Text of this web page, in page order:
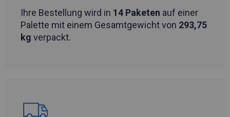
Ihre Bestellung wird in 14 Paketen auf einer
Palette mit einem Gesamtgewicht von 293,75
kg verpackt.